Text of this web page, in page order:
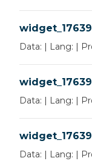
Slovenčina
Svenska
Türkçe
Magyar
Data: Lang:
Data: Lang:
Data: Lang: